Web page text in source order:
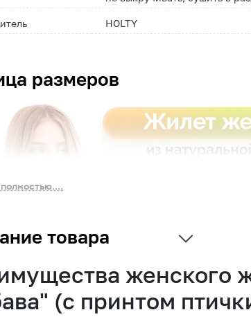
HOLTY
размеров
товара
женского
(с принтом